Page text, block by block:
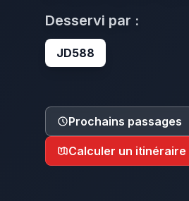
Desservi par :
JD588
Prochains passages
Calculer un itinéraire